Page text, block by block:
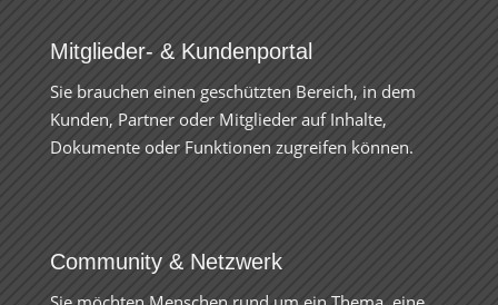
Mitglieder- & Kundenportal
Sie brauchen einen geschützten Bereich, in dem
Kunden, Partner oder Mitglieder auf Inhalte,
Dokumente oder Funktionen zugreifen können.
Community & Netzwerk